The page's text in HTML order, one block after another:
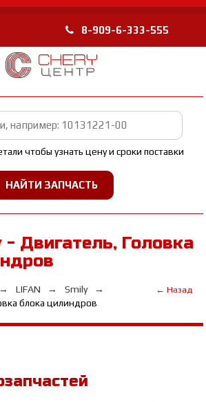
8-909-6-333-555
чтобы узнать цену и сроки поставки
- Двигатель, Головка
LIFAN
Smily
блока цилиндров
← Назад